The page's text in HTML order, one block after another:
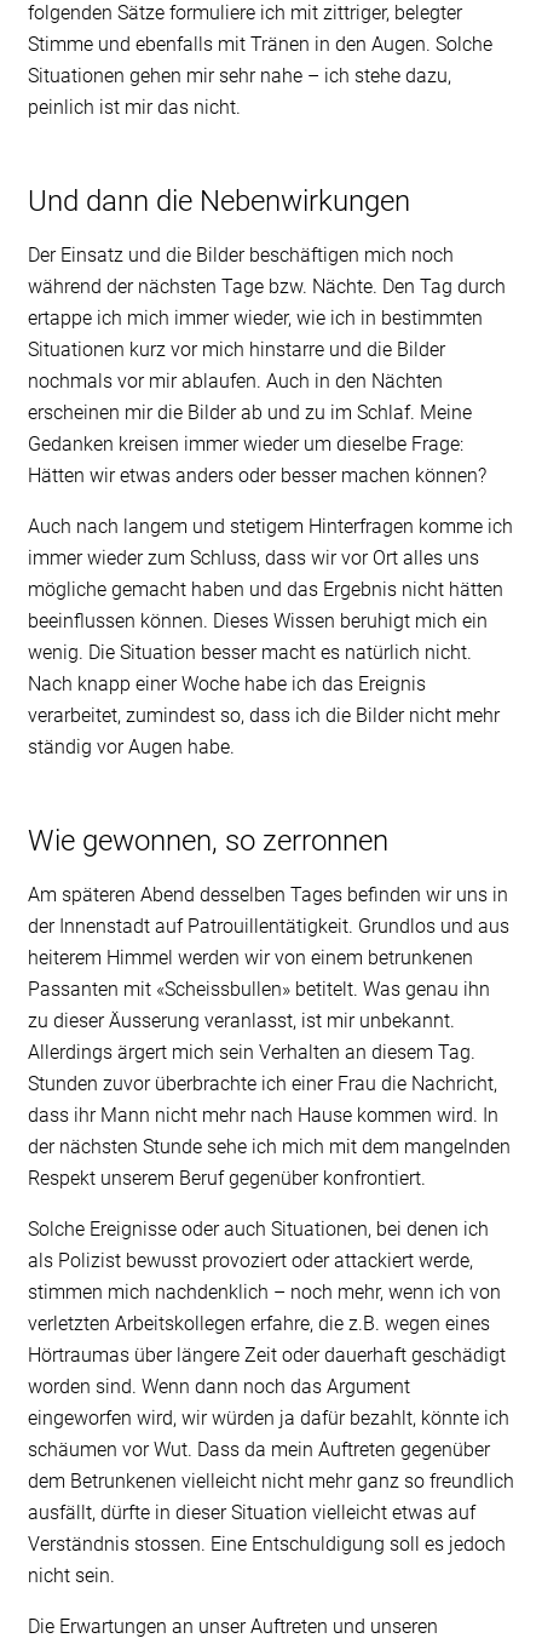
folgenden Sätze formuliere ich mit zittriger, belegter
Stimme und ebenfalls mit Tränen in den Augen. Solche
Situationen gehen mir sehr nahe – ich stehe dazu,
peinlich ist mir das nicht.
Und dann die Nebenwirkungen
Der Einsatz und die Bilder beschäftigen mich noch
während der nächsten Tage bzw. Nächte. Den Tag durch
ertappe ich mich immer wieder, wie ich in bestimmten
Situationen kurz vor mich hinstarre und die Bilder
nochmals vor mir ablaufen. Auch in den Nächten
erscheinen mir die Bilder ab und zu im Schlaf. Meine
Gedanken kreisen immer wieder um dieselbe Frage:
Hätten wir etwas anders oder besser machen können?
Auch nach langem und stetigem Hinterfragen komme ich
immer wieder zum Schluss, dass wir vor Ort alles uns
mögliche gemacht haben und das Ergebnis nicht hätten
beeinflussen können. Dieses Wissen beruhigt mich ein
wenig. Die Situation besser macht es natürlich nicht.
Nach knapp einer Woche habe ich das Ereignis
verarbeitet, zumindest so, dass ich die Bilder nicht mehr
ständig vor Augen habe.
Wie gewonnen, so zerronnen
Am späteren Abend desselben Tages befinden wir uns in
der Innenstadt auf Patrouillentätigkeit. Grundlos und aus
heiterem Himmel werden wir von einem betrunkenen
Passanten mit «Scheissbullen» betitelt. Was genau ihn
zu dieser Äusserung veranlasst, ist mir unbekannt.
Allerdings ärgert mich sein Verhalten an diesem Tag.
Stunden zuvor überbrachte ich einer Frau die Nachricht,
dass ihr Mann nicht mehr nach Hause kommen wird. In
der nächsten Stunde sehe ich mich mit dem mangelnden
Respekt unserem Beruf gegenüber konfrontiert.
Solche Ereignisse oder auch Situationen, bei denen ich
als Polizist bewusst provoziert oder attackiert werde,
stimmen mich nachdenklich – noch mehr, wenn ich von
verletzten Arbeitskollegen erfahre, die z.B. wegen eines
Hörtraumas über längere Zeit oder dauerhaft geschädigt
worden sind. Wenn dann noch das Argument
eingeworfen wird, wir würden ja dafür bezahlt, könnte ich
schäumen vor Wut. Dass da mein Auftreten gegenüber
dem Betrunkenen vielleicht nicht mehr ganz so freundlich
ausfällt, dürfte in dieser Situation vielleicht etwas auf
Verständnis stossen. Eine Entschuldigung soll es jedoch
nicht sein.
Die Erwartungen an unser Auftreten und unseren